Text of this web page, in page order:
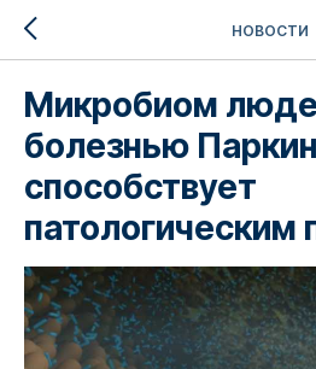
НОВОСТИ
Микробиом
болезнью
способствует
патологическим